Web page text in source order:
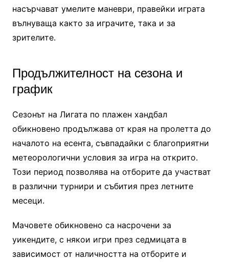
насърчават умелите маневри, правейки играта
вълнуваща както за играчите, така и за
зрителите.
Продължителност на сезона и
график
Сезонът на Лигата по плажен хандбал
обикновено продължава от края на пролетта до
началото на есента, съвпадайки с благоприятни
метеорологични условия за игра на открито.
Този период позволява на отборите да участват
в различни турнири и събития през летните
месеци.
Мачовете обикновено са насрочени за
уикендите, с някои игри през седмицата в
зависимост от наличността на отборите и